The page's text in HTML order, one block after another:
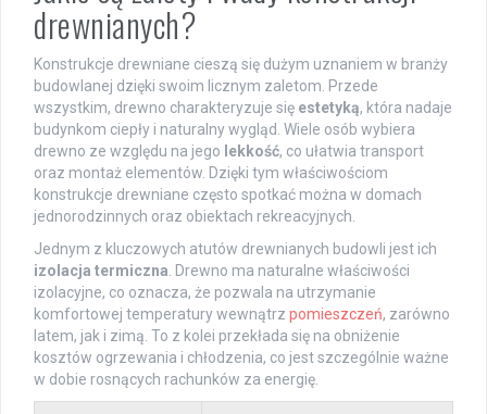
drewnianych?
Konstrukcje drewniane cieszą się dużym uznaniem w branży
budowlanej dzięki swoim licznym zaletom. Przede
wszystkim, drewno charakteryzuje się estetyką, która nadaje
budynkom ciepły i naturalny wygląd. Wiele osób wybiera
drewno ze względu na jego lekkość, co ułatwia transport
oraz montaż elementów. Dzięki tym właściwościom
konstrukcje drewniane często spotkać można w domach
jednorodzinnych oraz obiektach rekreacyjnych.
Jednym z kluczowych atutów drewnianych budowli jest ich
izolacja termiczna . Drewno ma naturalne właściwości
izolacyjne, co oznacza, że pozwala na utrzymanie
komfortowej temperatury wewnątrz pomieszczeń, zarówno
latem, jak i zimą. To z kolei przekłada się na obniżenie
kosztów ogrzewania i chłodzenia, co jest szczególnie ważne
w dobie rosnących rachunków za energię.